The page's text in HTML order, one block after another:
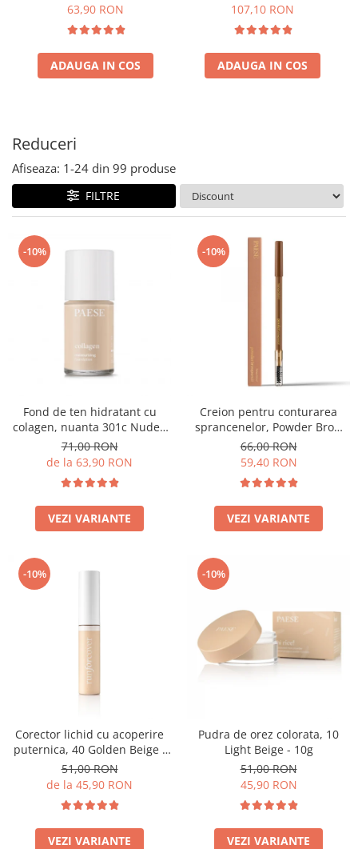
63,90 RON
ADAUGA IN COS
107,10 RON
ADAUGA IN COS
Reduceri
Afiseaza: 1-24 din 99 produse
FILTRE
-10%
Fond de ten hidratant cu
colagen, nuanta 301c Nude -
30ml
71,00 RON
de la 63,90 RON
VEZI VARIANTE
-10%
Creion pentru conturarea
sprancenelor, Powder Brow
Pencil, nuanta Honey Blond -
1.19g
66,00 RON
59,40 RON
VEZI VARIANTE
-10%
Corector lichid cu acoperire
puternica, 40 Golden Beige -
9ml
51,00 RON
de la 45,90 RON
VEZI VARIANTE
-10%
Pudra de orez colorata, 10
Light Beige - 10g
51,00 RON
45,90 RON
VEZI VARIANTE